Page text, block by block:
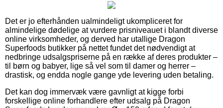
Det er jo efterhånden ualmindeligt ukompliceret for
almindelige dødelige at vurdere prisniveauet i blandt diverse
online virksomheder, og derved har utallige Dragon
Superfoods butikker på nettet fundet det nødvendigt at
nedbringe udsalgspriserne på en række af deres produkter –
til børn og babyer, lige så vel som til damer og herrer –
drastisk, og endda nogle gange yde levering uden betaling.
Det kan dog immervæk være gavnligt at kigge forbi
forskellige online forhandlere efter udsalg på Dragon